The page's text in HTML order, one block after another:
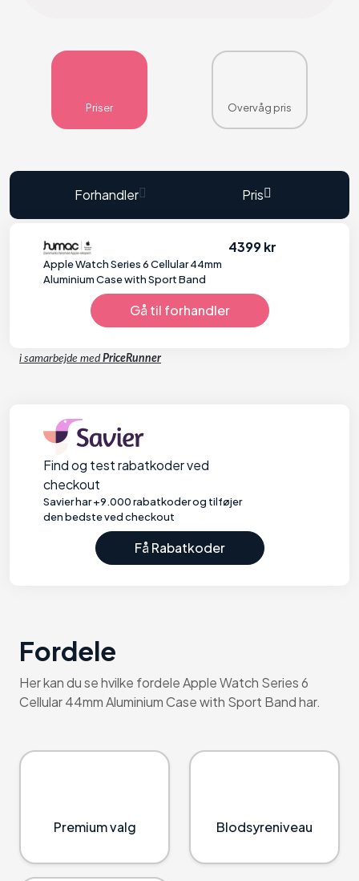
Priser Overvåg pris
Forhandler Pris
Apple Watch Series 6 Cellular 44mm
Aluminium Case with Sport Band
4399 kr
Gå til forhandler
i samarbejde med PriceRunner
Find og test rabatkoder ved
checkout
Savier har +9.000 rabatkoder og tilføjer
den bedste ved checkout
Få Rabatkoder
Fordele
Her kan du se hvilke fordele Apple Watch Series 6
Cellular 44mm Aluminium Case with Sport Band har.
Premium valg Blodsyreniveau